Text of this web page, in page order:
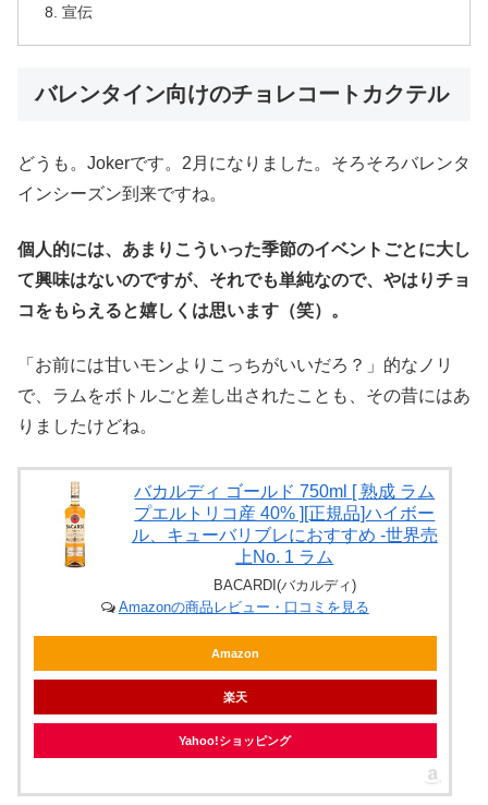
宣伝
バレンタイン向けのチョレコートカクテル
どうも。Jokerです。2月になりました。そろそろバレンタ
インシーズン到来ですね。
個人的には、あまりこういった季節のイベントごとに大し
て興味はないのですが、それでも単純なので、やはりチョ
コをもらえると嬉しくは思います（笑）。
「お前には甘いモンよりこっちがいいだろ？」的なノリ
で、ラムをボトルごと差し出されたことも、その昔にはあ
りましたけどね。
バカルディ ゴールド 750ml [ 熟成 ラム
プエルトリコ産 40% ][正規品]ハイボー
ル、キューバリブレにおすすめ -世界売
上No. 1 ラム
BACARDI(バカルディ)
Amazonの商品レビュー・口コミを見る
Amazon
楽天
Yahoo!ショッピング